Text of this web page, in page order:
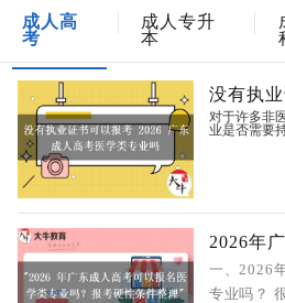
成人高
考
成人专升
本
对于许多非
业是否需要
一、2026
专业吗？